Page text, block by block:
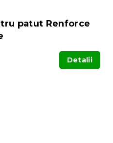
patut Renforce
Detalii